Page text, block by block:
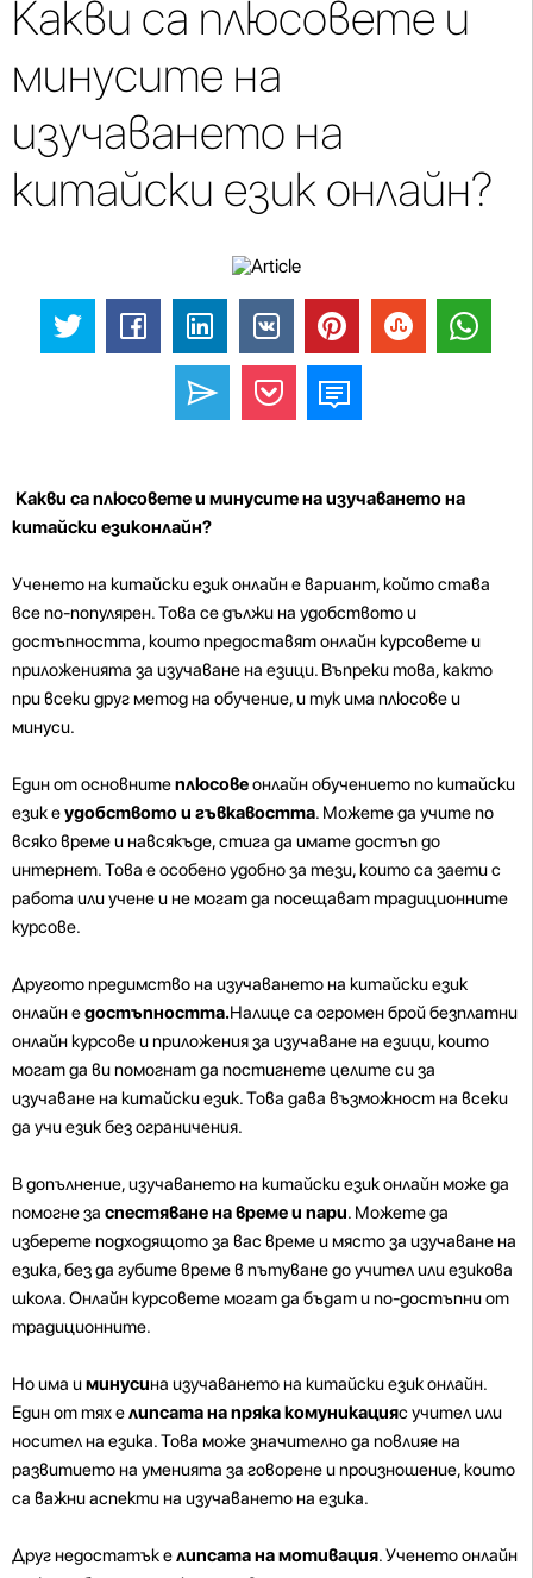
Какви са плюсовете и
минусите на
изучаването на
китайски език онлайн?
Какви са плюсовете и минусите на изучаването на
китайски езиконлайн?
Ученето на китайски език онлайн е вариант, който става
все по-популярен. Това се дължи на удобството и
достъпността, които предоставят онлайн курсовете и
приложенията за изучаване на езици. Въпреки това, както
при всеки друг метод на обучение, и тук има плюсове и
минуси.
Един от основнитеплюсовеонлайн обучението по китайски
език еудобството и гъвкавостта. Можете да учите по
всяко време и навсякъде, стига да имате достъп до
интернет. Това е особено удобно за тези, които са заети с
работа или учене и не могат да посещават традиционните
курсове.
Другото предимство на изучаването на китайски език
онлайн едостъпността.Налице са огромен брой безплатни
онлайн курсове и приложения за изучаване на езици, които
могат да ви помогнат да постигнете целите си за
изучаване на китайски език. Това дава възможност на всеки
да учи език без ограничения.
В допълнение, изучаването на китайски език онлайн може да
помогне за спестяване на време и пари. Можете да
изберете подходящото за вас време и място за изучаване на
езика, без да губите време в пътуване до учител или езикова
школа. Онлайн курсовете могат да бъдат и по-достъпни от
традиционните.
Но има иминусина изучаването на китайски език онлайн.
Един от тях елипсата на пряка комуникацияс учител или
носител на езика. Това може значително да повлияе на
развитието на уменията за говорене и произношение, които
са важни аспекти на изучаването на езика.
Друг недостатък елипсата на мотивация. Ученето онлайн